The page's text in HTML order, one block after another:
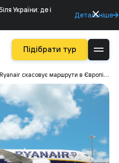
України: де і
Детальніше
Підібрати тур
скасовує маршрути в Європі на літо 2025